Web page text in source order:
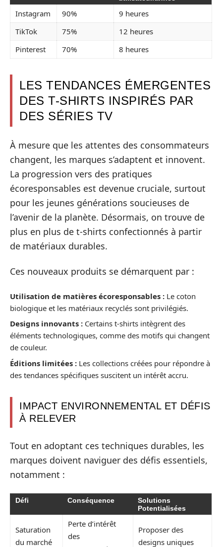
Instagram 90%
9 heures
TikTok
75%
12 heures
Pinterest
70% 8 heures
LES TENDANCES ÉMERGENTES
DES T-SHIRTS INSPIRÉS PAR
DES SÉRIES TV
À mesure que les attentes des consommateurs
changent, les marques s’adaptent et innovent.
La progression vers des pratiques
écoresponsables est devenue cruciale, surtout
pour les jeunes générations soucieuses de
l’avenir de la planète. Désormais, on trouve de
plus en plus de t-shirts confectionnés à partir
de matériaux durables.
Ces nouveaux produits se démarquent par :
Utilisation de matières écoresponsables : Le coton
biologique et les matériaux recyclés sont privilégiés.
Designs innovants : Certains t-shirts intègrent des
éléments technologiques, comme des motifs qui changent
de couleur.
Éditions limitées : Les collections créées pour répondre à
des tendances spécifiques suscitent un intérêt accru.
IMPACT ENVIRONNEMENTAL ET DÉFIS
À RELEVER
Tout en adoptant ces techniques durables, les
marques doivent naviguer des défis essentiels,
notamment :
Défi Conséquence
Solutions
Potentialisées
Saturation
du marché
Perte d’intérêt
des
Proposer des
designs uniques